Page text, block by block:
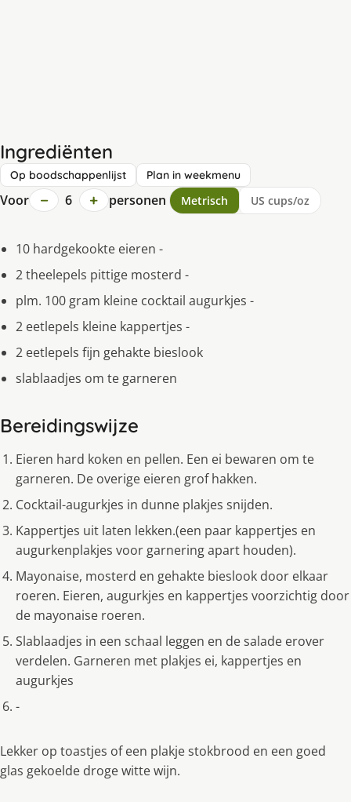
Ingrediënten
Op boodschappenlijst Plan in weekmenu
Voor − 6 + personen Metrisch US cups/oz
10 hardgekookte eieren -
2 theelepels pittige mosterd -
plm. 100 gram kleine cocktail augurkjes -
2 eetlepels kleine kappertjes -
2 eetlepels fijn gehakte bieslook
slablaadjes om te garneren
Bereidingswijze
Eieren hard koken en pellen. Een ei bewaren om te
garneren. De overige eieren grof hakken.
Cocktail-augurkjes in dunne plakjes snijden.
Kappertjes uit laten lekken.(een paar kappertjes en
augurkenplakjes voor garnering apart houden).
Mayonaise, mosterd en gehakte bieslook door elkaar
roeren. Eieren, augurkjes en kappertjes voorzichtig door
de mayonaise roeren.
Slablaadjes in een schaal leggen en de salade erover
verdelen. Garneren met plakjes ei, kappertjes en
augurkjes
-
Lekker op toastjes of een plakje stokbrood en een goed
glas gekoelde droge witte wijn.